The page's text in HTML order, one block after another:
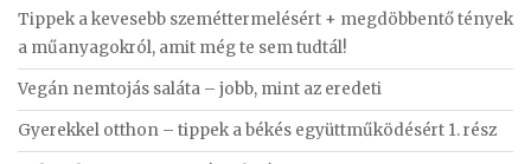
f
o
r
:
Tippek a kevesebb szeméttermelésért + megdöbbentő tények
a műanyagokról, amit még te sem tudtál!
Vegán nemtojás saláta – jobb, mint az eredeti
Gyerekkel otthon – tippek a békés együttműködésért 1. rész